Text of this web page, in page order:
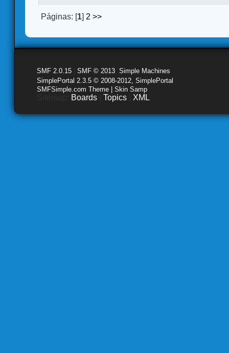
Páginas: [1] 2 >>
SMF 2.0.15 SMF © 2013 Simple Machines
SimplePortal 2.3.5 © 2008-2012, SimplePortal
SMFSimple.com Theme | Skin Samp
Boards Topics XML